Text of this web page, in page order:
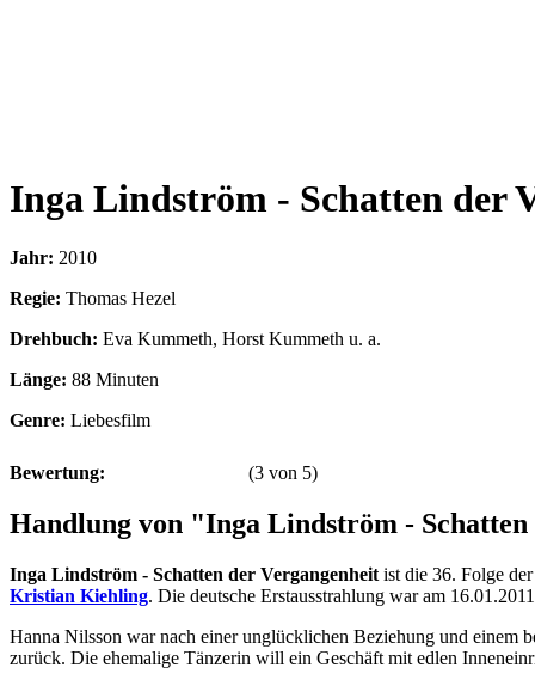
Inga Lindström - Schatten der
Jahr: 2010
Regie: Thomas Hezel
Drehbuch: Eva Kummeth, Horst Kummeth u. a.
Länge: 88 Minuten
Genre: Liebesfilm
Bewertung: (3 von 5)
Handlung von "Inga Lindström -
Inga Lindström - Schatten der Vergangenheit ist die 36. Folge
Kristian Kiehling. Die deutsche Erstausstrahlung war am
Hanna Nilsson war nach einer unglücklichen Beziehung und einem
zurück. Die ehemalige Tänzerin will ein Geschäft mit edlen